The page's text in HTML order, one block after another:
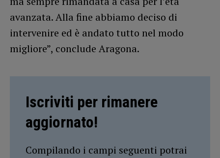
avanzata. Alla fine abbiamo deciso di
intervenire ed è andato tutto nel modo
migliore”, conclude Aragona.
Iscriviti per rimanere
aggiornato!
Compilando i campi seguenti potrai